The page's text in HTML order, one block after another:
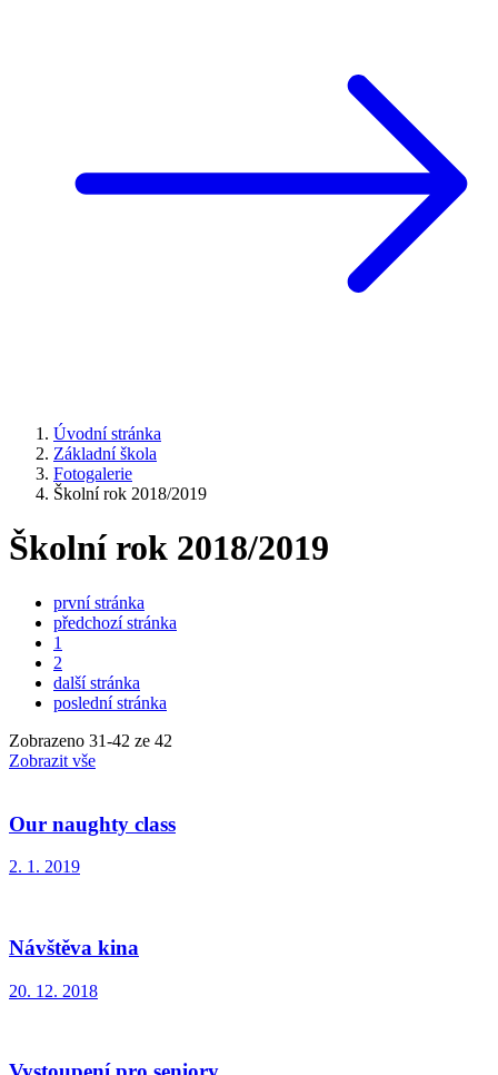
Úvodní stránka
Základní škola
Fotogalerie
Školní rok 2018/2019
Školní rok 2018/2019
první stránka
předchozí stránka
1
2
další stránka
poslední stránka
Zobrazeno 31-42 ze 42
Zobrazit vše
Our naughty class
2. 1. 2019
Návštěva kina
20. 12. 2018